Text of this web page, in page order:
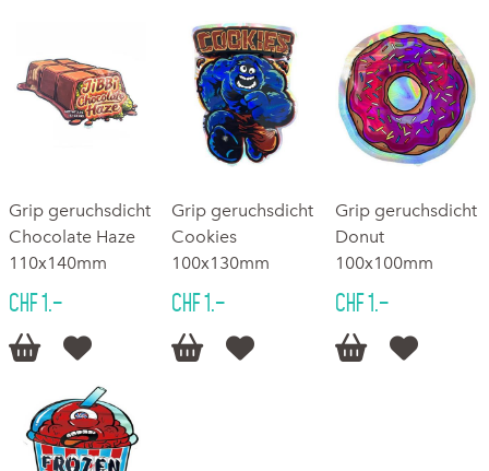
Grip geruchsdicht
Chocolate Haze
110x140mm
CHF 1.–
 
Grip geruchsdicht
Cookies
100x130mm
CHF 1.–
 
Grip geruchsdicht
Donut
100x100mm
CHF 1.–
 